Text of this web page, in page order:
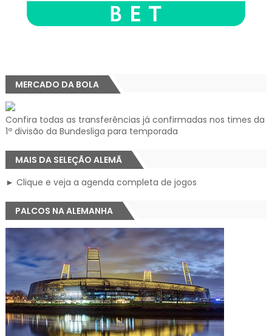
MERCADO DA BOLA
Confira todas as transferências já confirmadas nos times da
1ª divisão da Bundesliga para temporada
MAIS DA SELEÇÃO ALEMÃ
► Clique e veja a agenda completa de jogos
PALCOS NA ALEMANHA